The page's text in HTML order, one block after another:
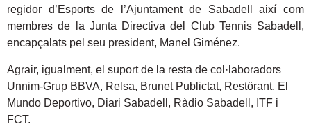
regidor d’Esports de l’Ajuntament de Sabadell així com
membres de la Junta Directiva del Club Tennis Sabadell,
encapçalats pel seu president, Manel Giménez.
Agrair, igualment, el suport de la resta de col·laboradors
Unnim-Grup BBVA, Relsa, Brunet Publictat, Restörant, El
Mundo Deportivo, Diari Sabadell, Ràdio Sabadell, ITF i
FCT.